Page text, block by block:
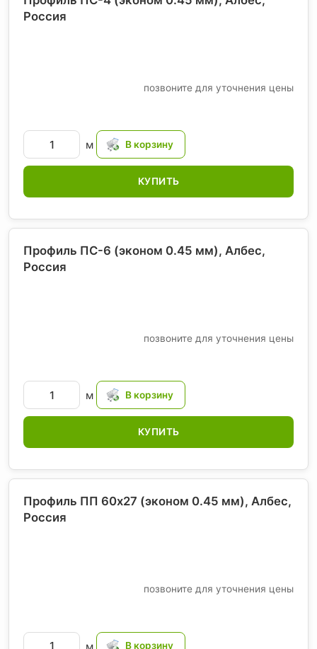
Россия
позвоните для уточнения цены
м
КУПИТЬ
Профиль ПС-6 (эконом 0.45 мм), Албес,
Россия
позвоните для уточнения цены
м
КУПИТЬ
Профиль ПП 60х27 (эконом 0.45 мм), Албес,
Россия
позвоните для уточнения цены
м